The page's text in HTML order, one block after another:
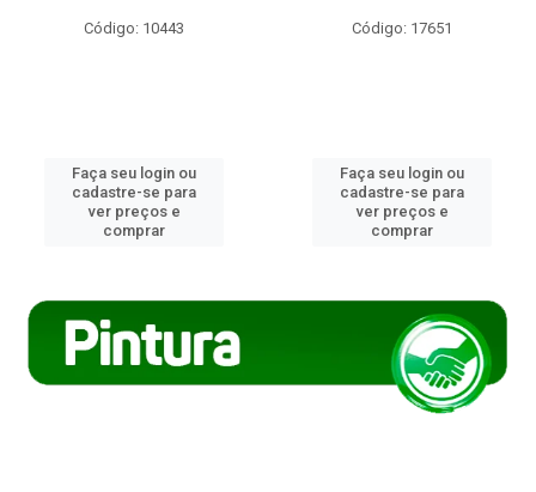
Código: 10443
Faça seu login ou
cadastre-se para
ver preços e
comprar
Código: 17651
Faça seu login ou
cadastre-se para
ver preços e
comprar